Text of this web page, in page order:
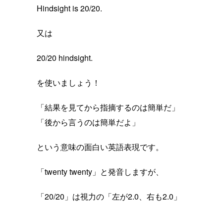
Hindsight is 20/20.
又は
20/20 hindsight.
を使いましょう！
「結果を見てから指摘するのは簡単だ」
「後から言うのは簡単だよ」
という意味の面白い英語表現です。
「twenty twenty」と発音しますが、
「20/20」は視力の「左が2.0、右も2.0」